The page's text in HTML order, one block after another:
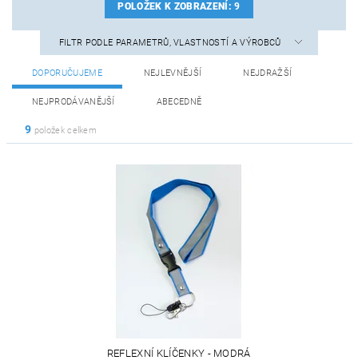
POLOŽEK K ZOBRAZENÍ:9
FILTR PODLE PARAMETRŮ, VLASTNOSTÍ A VÝROBCŮ
DOPORUČUJEME NEJLEVNĚJŠÍ NEJDRAŽŠÍ
NEJPRODÁVANĚJŠÍ ABECEDNĚ
9 položek celkem
REFLEXNÍ KLÍČENKY - MODRÁ